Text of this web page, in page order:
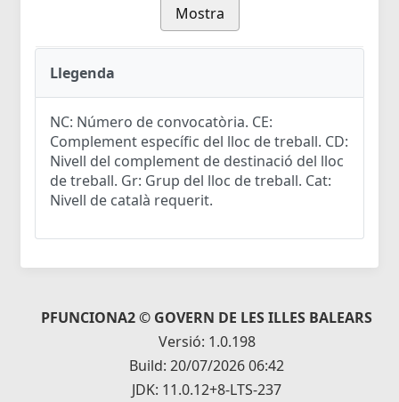
Mostra
Llegenda
NC: Número de convocatòria. CE:
Complement específic del lloc de treball. CD:
Nivell del complement de destinació del lloc
de treball. Gr: Grup del lloc de treball. Cat:
Nivell de català requerit.
PFUNCIONA2 © GOVERN DE LES ILLES BALEARS
Versió: 1.0.198
Build: 20/07/2026 06:42
JDK: 11.0.12+8-LTS-237